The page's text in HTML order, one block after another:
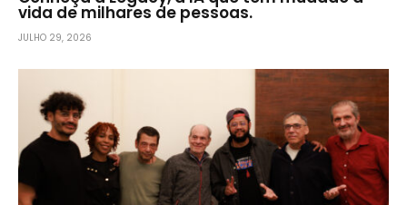
vida de milhares de pessoas.
JULHO 29, 2026